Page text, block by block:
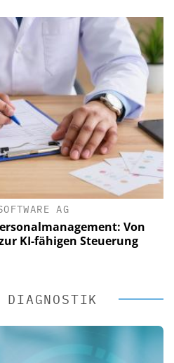
AG
Von
KI-fähigen Steuerung
DIAGNOSTIK